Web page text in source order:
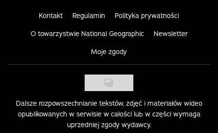
Kontakt Regulamin Polityka prywatności
O towarzystwie National Geographic Newsletter
Moje zgody
Dalsze rozpowszechnianie tekstów, zdjęć i materiałów wideo
opublikowanych w serwisie w całości lub w części wymaga
uprzedniej zgody wydawcy.